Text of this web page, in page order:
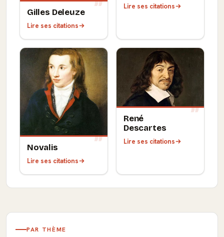
Gilles Deleuze
Lire ses citations
Lire ses citations
Novalis
Lire ses citations
René
Descartes
Lire ses citations
PAR THÈME